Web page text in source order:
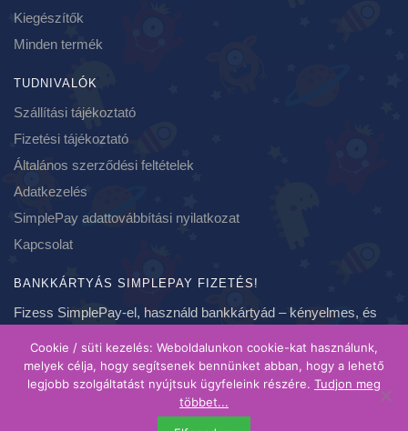
Kiegészítők
Minden termék
TUDNIVALÓK
Szállítási tájékoztató
Fizetési tájékoztató
Általános szerződési feltételek
Adatkezelés
SimplePay adattovábbítási nyilatkozat
Kapcsolat
BANKKÁRTYÁS SIMPLEPAY FIZETÉS!
Fizess SimplePay-el, használd bankkártyád – kényelmes, és
Copyright 2020-2021 ❤ szundikendo.hu | Created by Brainspot
| A feltüntetett árak bruttó árak, forintban értendőek és ahol
Cookie / süti kezelés: Weboldalunkon cookie-kat használunk,
melyek célja, hogy segítsenek bennünket abban, hogy a lehető
legjobb szolgáltatást nyújtsuk ügyfeleink részére. Tudjon meg
többet...